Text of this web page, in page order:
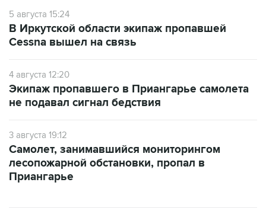
5 августа 15:24
В Иркутской области экипаж пропавшей
Cessna вышел на связь
4 августа 12:20
Экипаж пропавшего в Приангарье самолета
не подавал сигнал бедствия
3 августа 19:12
Самолет, занимавшийся мониторингом
лесопожарной обстановки, пропал в
Приангарье